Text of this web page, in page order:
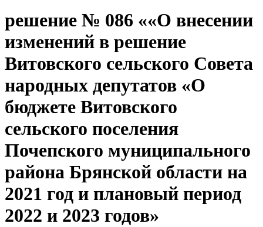
решение № 086 ««О внесении
изменений в решение
Витовского сельского Совета
народных депутатов «О
бюджете Витовского
сельского поселения
Почепского муниципального
района Брянской области на
2021 год и плановый период
2022 и 2023 годов»